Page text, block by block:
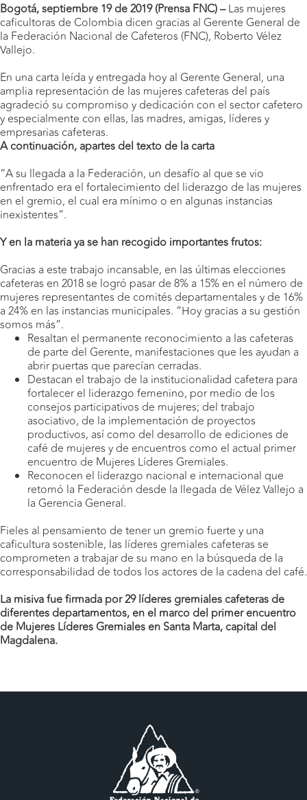
Bogotá, septiembre 19 de 2019 (Prensa FNC) –Las mujeres
caficultoras de Colombia dicen gracias al Gerente General de
la Federación Nacional de Cafeteros (FNC), Roberto Vélez
Vallejo.
En una carta leída y entregada hoy al Gerente General, una
amplia representación de las mujeres cafeteras del país
agradeció su compromiso y dedicación con el sector cafetero
y especialmente con ellas, las madres, amigas, líderes y
empresarias cafeteras.
A continuación, apartes del texto de la carta
“A su llegada a la Federación, un desafío al que se vio
enfrentado era el fortalecimiento del liderazgo de las mujeres
en el gremio, el cual era mínimo o en algunas instancias
inexistentes”.
Y en la materia ya se han recogido importantes frutos:
Gracias a este trabajo incansable, en las últimas elecciones
cafeteras en 2018 se logró pasar de 8% a 15% en el número de
mujeres representantes de comités departamentales y de 16%
a 24% en las instancias municipales. “Hoy gracias a su gestión
somos más”.
Resaltan el permanente reconocimiento a las cafeteras
de parte del Gerente, manifestaciones que les ayudan a
abrir puertas que parecían cerradas.
Destacan el trabajo de la institucionalidad cafetera para
fortalecer el liderazgo femenino, por medio de los
consejos participativos de mujeres; del trabajo
asociativo, de la implementación de proyectos
productivos, así como del desarrollo de ediciones de
café de mujeres y de encuentros como el actual primer
encuentro de Mujeres Líderes Gremiales.
Reconocen el liderazgo nacional e internacional que
retomó la Federación desde la llegada de Vélez Vallejo a
la Gerencia General.
Fieles al pensamiento de tener un gremio fuerte y una
caficultura sostenible, las líderes gremiales cafeteras se
comprometen a trabajar de su mano en la búsqueda de la
corresponsabilidad de todos los actores de la cadena del café.
La misiva fue firmada por 29 líderes gremiales cafeteras de
diferentes departamentos, en el marco del primer encuentro
de Mujeres Líderes Gremiales en Santa Marta, capital del
Magdalena.